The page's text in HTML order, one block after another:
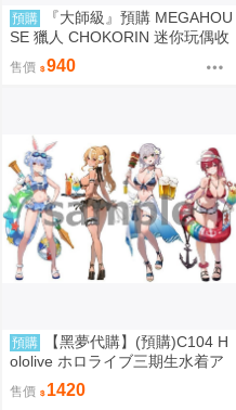
預購
『大師級』預購 MEGAHOU
SE 獵人 CHOKORIN 迷你玩偶收
藏集 第1彈 中盒6入
售價 940
預購
【黑夢代購】(預購)C104 H
ololive ホロライブ三期生水着ア
クリルスタンド 泳裝壓克力立牌
社團名:おわた社 繪師:わたお
售價 1420